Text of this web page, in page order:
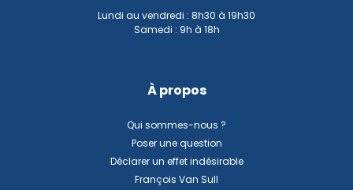
Lundi au vendredi : 8h30 à 19h30
Samedi : 9h à 18h
À propos
Qui sommes-nous ?
Poser une question
Déclarer un effet indésirable
François Van Sull